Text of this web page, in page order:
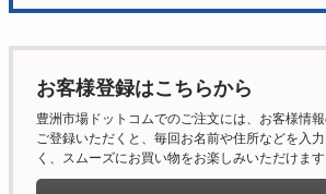
お客様登録はこちらから
豊洲市場ドットコムでのご注文には、お客様情報
ご登録いただくと、毎回お名前や住所などを入
く、スムーズにお買い物をお楽しみいただけます